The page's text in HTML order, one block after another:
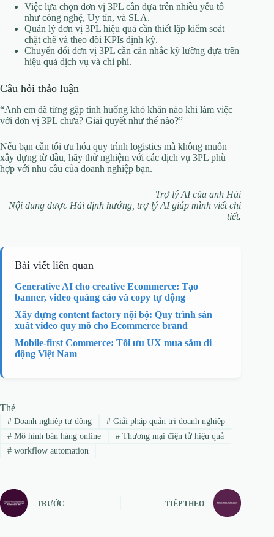
Việc lựa chọn đơn vị 3PL cần dựa trên nhiều yếu tố
như công nghệ, Uy tín, và SLA.
Quản lý đơn vị 3PL hiệu quả cần thiết lập kiểm soát
chặt chẽ và theo dõi KPIs định kỳ.
Chuyển đổi đơn vị 3PL cần cân nhắc kỹ lưỡng dựa trên
hiệu quả dịch vụ và chi phí.
Câu hỏi thảo luận
“Anh em đã từng gặp tình huống khó khăn nào khi làm việc
với đơn vị 3PL chưa? Giải quyết như thế nào?”
Nếu bạn cần tối ưu hóa quy trình logistics mà không muốn
xây dựng từ đầu, hãy thử nghiệm với các dịch vụ 3PL phù
hợp với nhu cầu của doanh nghiệp bạn.
Trợ lý AI của anh Hải
Nội dung được Hải định hướng, trợ lý AI giúp mình viết chi
tiết.
Bài viết liên quan
Generative AI cho creative Ecommerce: Tạo
banner, video quảng cáo và copy tự động
Xây dựng content factory nội bộ: Quy trình sản
xuất video quy mô cho Ecommerce brand
Mobile-first Commerce: Tối ưu UX mua sắm di
động Việt Nam
Thẻ
#Doanh nghiệp tự động #Giải pháp quản trị doanh nghiệp
#Mô hình bán hàng online #Thương mại điện tử hiệu quả
#workflow automation
TRƯỚC TIẾP THEO